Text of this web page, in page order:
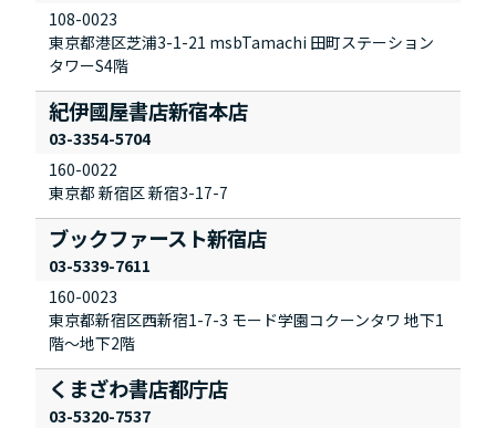
108-0023
東京都港区芝浦3-1-21 msbTamachi 田町ステーション
タワーS4階
紀伊國屋書店新宿本店
160-0022
東京都 新宿区 新宿3-17-7
03-3354-5704
ブックファースト新宿店
160-0023
東京都新宿区西新宿1-7-3 モード学園コクーンタワ 地下1
階～地下2階
03-5339-7611
くまざわ書店都庁店
03-5320-7537